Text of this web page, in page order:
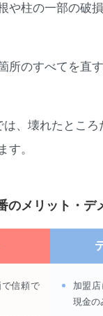
や柱の一部の破
所のすべてを直
は、壊れたところ
す。
のメリット・デ
信頼で
加盟
現金の